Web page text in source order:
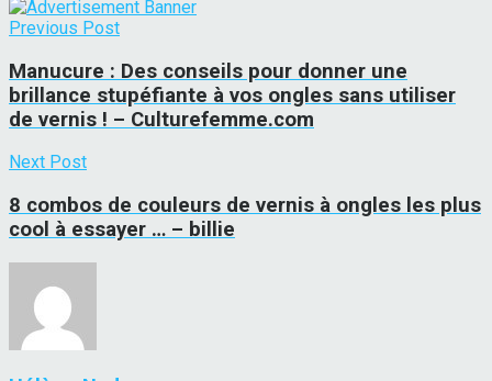
Previous Post
Manucure : Des conseils pour donner une
brillance stupéfiante à vos ongles sans utiliser
de vernis ! – Culturefemme.com
Next Post
8 combos de couleurs de vernis à ongles les plus
cool à essayer … – billie